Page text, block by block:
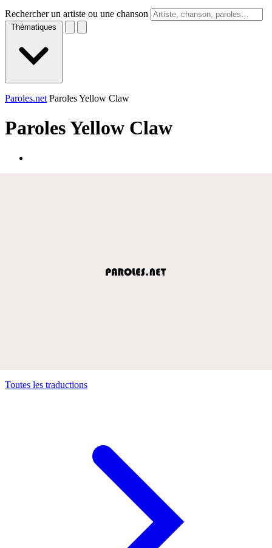
Rechercher un artiste ou une chanson
Thématiques
Paroles.net Paroles Yellow Claw
ParolesYellow Claw
Toutes les traductions